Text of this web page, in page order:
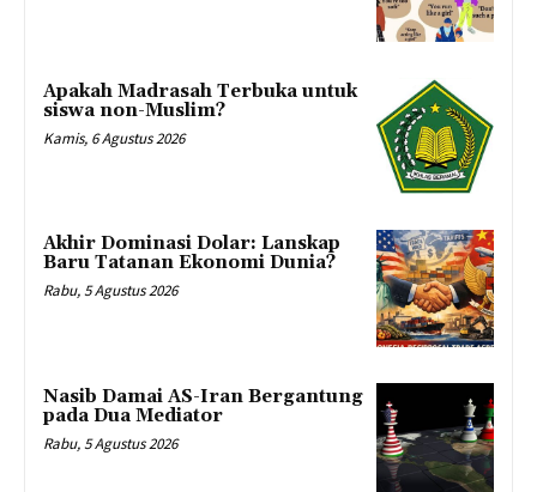
Apakah Madrasah Terbuka untuk
siswa non-Muslim?
Kamis, 6 Agustus 2026
Akhir Dominasi Dolar: Lanskap
Baru Tatanan Ekonomi Dunia?
Rabu, 5 Agustus 2026
Nasib Damai AS-Iran Bergantung
pada Dua Mediator
Rabu, 5 Agustus 2026